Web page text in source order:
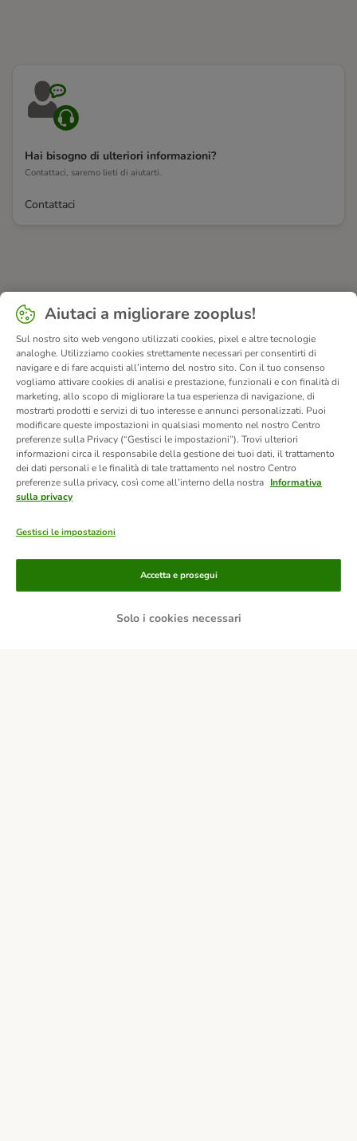
Hai bisogno di ulteriori informazioni?
Contattaci, saremo lieti di aiutarti.
Contattaci
Aiutaci a migliorare zooplus!
Sul nostro sito web vengono utilizzati cookies, pixel e altre tecnologie
analoghe. Utilizziamo cookies strettamente necessari per consentirti di
navigare e di fare acquisti all’interno del nostro sito. Con il tuo consenso
vogliamo attivare cookies di analisi e prestazione, funzionali e con finalità di
marketing, allo scopo di migliorare la tua esperienza di navigazione, di
mostrarti prodotti e servizi di tuo interesse e annunci personalizzati. Puoi
modificare queste impostazioni in qualsiasi momento nel nostro Centro
preferenze sulla Privacy (“Gestisci le impostazioni”). Trovi ulteriori
informazioni circa il responsabile della gestione dei tuoi dati, il trattamento
dei dati personali e le finalità di tale trattamento nel nostro Centro
preferenze sulla privacy, così come all’interno della nostra Informativa
sulla privacy
Gestisci le impostazioni
Solo i cookies necessari
Accetta e prosegui